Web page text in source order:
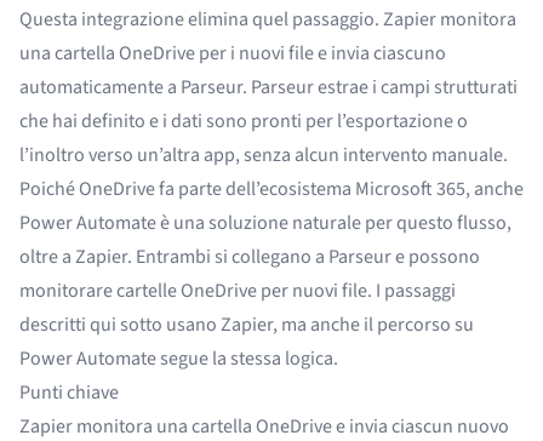
Questa integrazione elimina quel passaggio. Zapier monitora
una cartella OneDrive per i nuovi file e invia ciascuno
automaticamente a Parseur. Parseur estrae i campi strutturati
che hai definito e i dati sono pronti per l’esportazione o
l’inoltro verso un’altra app, senza alcun intervento manuale.
Poiché OneDrive fa parte dell’ecosistema Microsoft 365, anche
Power Automateè una soluzione naturale per questo flusso,
oltre a Zapier. Entrambi si collegano a Parseur e possono
monitorare cartelle OneDrive per nuovi file. I passaggi
descritti qui sotto usano Zapier, ma anche il percorso su
Power Automate segue la stessa logica.
Punti chiave
Zapier monitora una cartella OneDrive e invia ciascun nuovo